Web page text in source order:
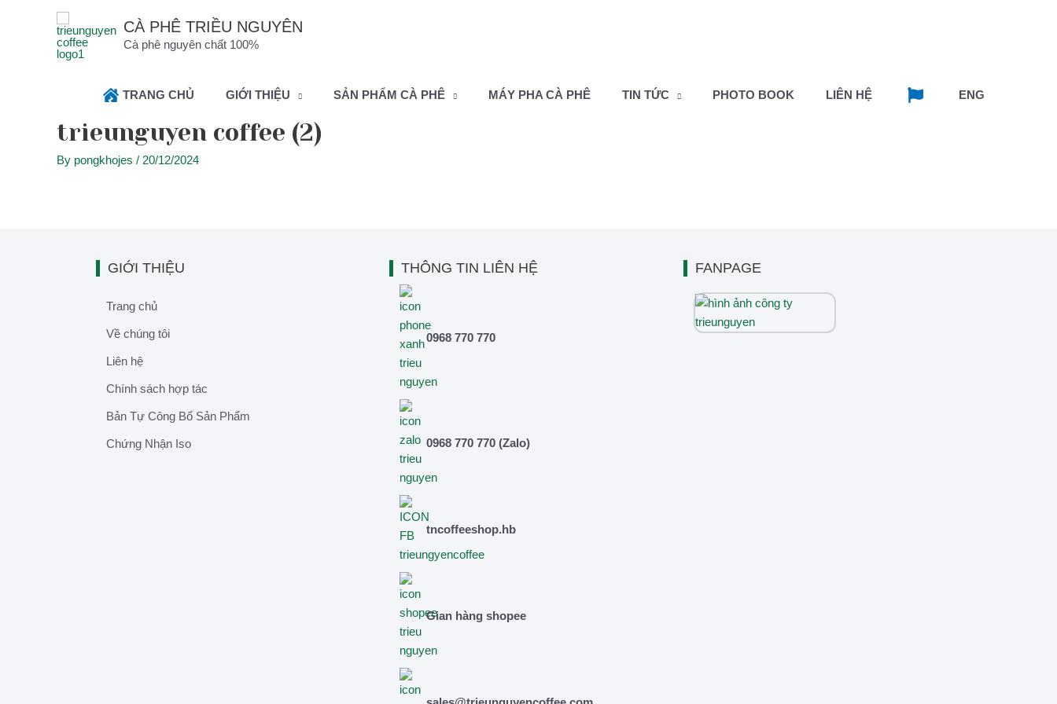
CÀ PHÊ TRIỀU NGUYÊN
Cà phê nguyên chất 100%
TRANG CHỦ GIỚI THIỆU SẢN PHẨM CÀ PHÊ MÁY PHA CÀ PHÊ TIN TỨC PHOTO BOOK LIÊN HỆ ENG
trieunguyen coffee (2)
By pongkhojes / 20/12/2024
GIỚI THIỆU
Trang chủ
Về chúng tôi
Liên hệ
Chính sách hợp tác
Bản Tự Công Bố Sản Phẩm
Chứng Nhận Iso
THÔNG TIN LIÊN HỆ
0968 770 770
0968 770 770 (Zalo)
tncoffeeshop.hb
Gian hàng shopee
FANPAGE